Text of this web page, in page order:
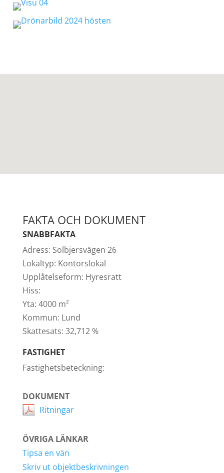
FAKTA OCH DOKUMENT
SNABBFAKTA
Adress: Solbjersvägen 26
Lokaltyp: Kontorslokal
Upplåtelseform: Hyresratt
Hiss:
Yta: 4000 m²
Kommun: Lund
Skattesats: 32,712 %
FASTIGHET
Fastighetsbeteckning:
DOKUMENT
Ritningar
ÖVRIGA LÄNKAR
Tipsa en vän
Skriv ut objektbeskrivningen